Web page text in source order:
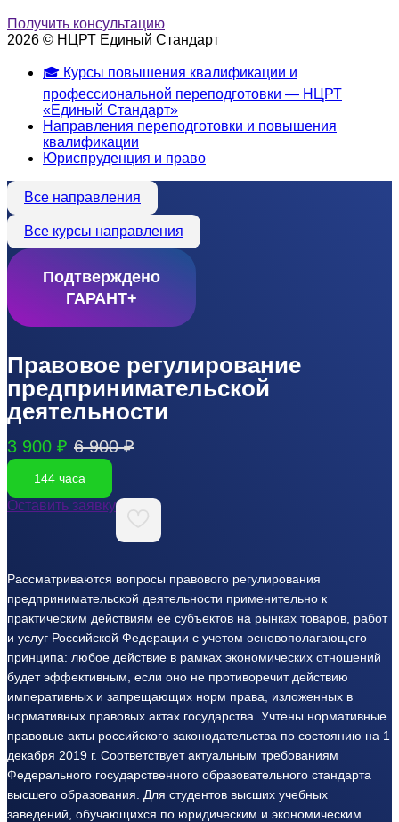
Получить консультацию
2026 © НЦРТ Единый Стандарт
🎓 Курсы повышения квалификации и
профессиональной переподготовки — НЦРТ
«Единый Стандарт»
Направления переподготовки и повышения
квалификации
Юриспруденция и право
Все направления
Все курсы направления
Правовое регулирование
предпринимательской
деятельности
3 900 ₽ 6 900 ₽
144 часа
Оставить заявку
Подтверждено
ГАРАНТ+
Рассматриваются вопросы правового регулирования
предпринимательской деятельности применительно к
практическим действиям ее субъектов на рынках товаров, работ
и услуг Российской Федерации с учетом основополагающего
принципа: любое действие в рамках экономических отношений
будет эффективным, если оно не противоречит действию
императивных и запрещающих норм права, изложенных в
нормативных правовых актах государства. Учтены нормативные
правовые акты российского законодательства по состоянию на 1
декабря 2019 г. Соответствует актуальным требованиям
Федерального государственного образовательного стандарта
высшего образования. Для студентов высших учебных
заведений, обучающихся по юридическим и экономическим